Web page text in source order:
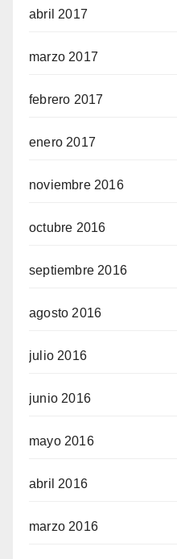
abril 2017
marzo 2017
febrero 2017
enero 2017
noviembre 2016
octubre 2016
septiembre 2016
agosto 2016
julio 2016
junio 2016
mayo 2016
abril 2016
marzo 2016